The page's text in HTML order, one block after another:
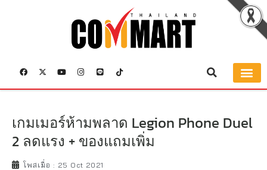
เกมเมอร์ห้ามพลาด Legion Phone Duel
2 ลดแรง + ของแถมเพิ่ม
โพสเมื่อ : 25 Oct 2021